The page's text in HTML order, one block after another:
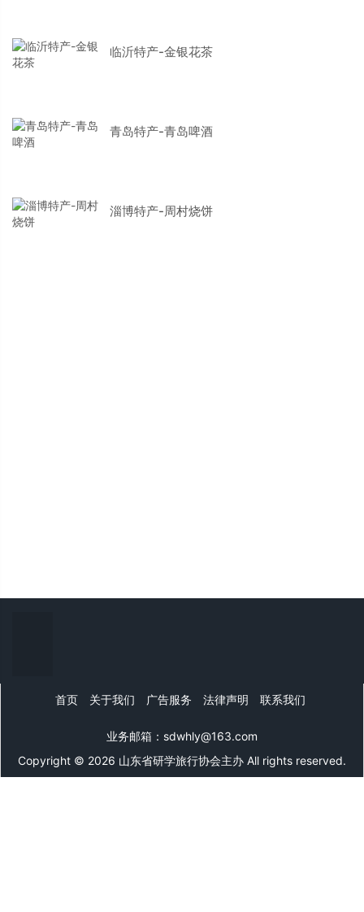
临沂特产-金银花茶
青岛特产-青岛啤酒
淄博特产-周村烧饼
首页 关于我们 广告服务 法律声明 联系我们
业务邮箱：sdwhly@163.com
Copyright © 2026 山东省研学旅行协会主办 All rights reserved.